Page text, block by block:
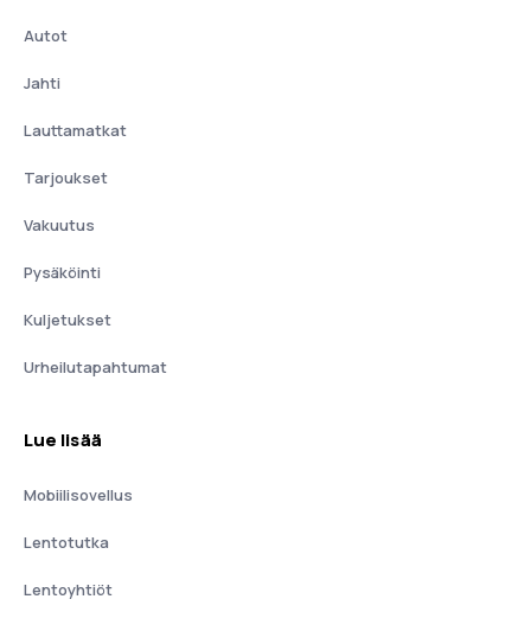
Autot
Jahti
Lauttamatkat
Tarjoukset
Vakuutus
Pysäköinti
Kuljetukset
Urheilutapahtumat
Lue lisää
Mobiilisovellus
Lentotutka
Lentoyhtiöt